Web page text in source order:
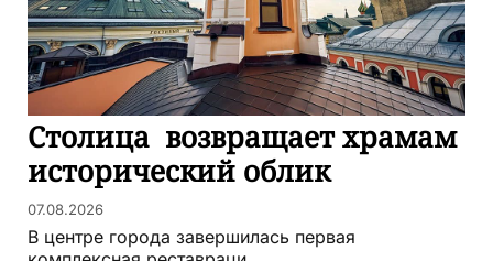
Столица возвращает храмам
исторический облик
07.08.2026
В центре города завершилась первая